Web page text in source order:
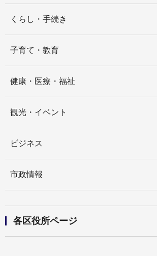
くらし・手続き
子育て・教育
健康・医療・福祉
観光・イベント
ビジネス
市政情報
各区役所ページ